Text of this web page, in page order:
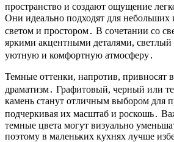
пространство и создают ощущение
Они идеально подходят для небольших
светом и простором․ В сочетании со
яркими акцентными деталями, светлый
уютную и комфортную атмосферу․
Темные оттенки, напротив, привносят
драматизм․ Графитовый, черный или
камень станут отличным выбором для
подчеркивая их масштаб и роскошь․
темные цвета могут визуально
поэтому в маленьких кухнях лучше